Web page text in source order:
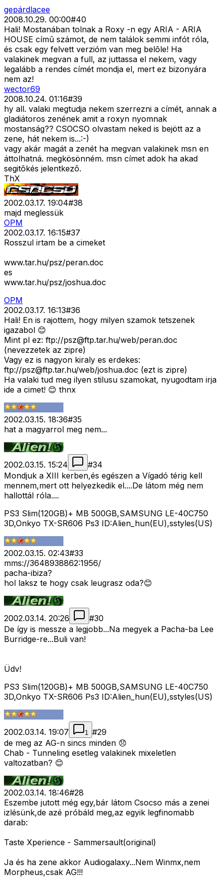
gepárdlacee
2008.10.29. 00:00#40
Hali! Mostanában tolnak a Roxy -n egy ARIA - ARIA
HOUSE címû számot, de nem találok semmi infót róla,
és csak egy felvett verzióm van meg belõle! Ha
valakinek megvan a full, az juttassa el nekem, vagy
legalább a rendes címét mondja el, mert ez bizonyára
nem az!
wector69
2008.10.24. 01:16#39
hy all. valaki megtudja nekem szerrezni a címét, annak a
gladiátoros zenének amit a roxyn nyomnak
mostanság?? CSOCSO olvastam neked is bejött az a
zene, hát nekem is...:-)
vagy akár magát a zenét ha megvan valakinek msn en
áttolhatná. megkösönném. msn címet adok ha akad
segitõkés jelentkezõ.
ThX
2002.03.17. 19:04#38
majd meglessük
OPM
2002.03.17. 16:15#37
Rosszul irtam be a cimeket
www.tar.hu/psz/peran.doc
es
www.tar.hu/psz/joshua.doc
OPM
2002.03.17. 16:13#36
Hali! En is rajottem, hogy milyen szamok tetszenek
igazabol 😊
Mint pl ez: ftp://psz@ftp.tar.hu/web/peran.doc
(nevezzetek az zipre)
Vagy ez is nagyon kiraly es erdekes:
ftp://psz@ftp.tar.hu/web/joshua.doc (ezt is zipre)
Ha valaki tud meg ilyen stilusu szamokat, nyugodtam irja
ide a cimet! 😊 thnx
2002.03.15. 18:36#35
hat a magyarrol meg nem...
2002.03.15. 15:24 #34
Mondjuk a XIII kerben,és egészen a Vígadó térig kell
mennem,mert ott helyezkedik el....De látom még nem
hallottál róla....
PS3 Slim(120GB)+ MB 500GB,SAMSUNG LE-40C750
3D,Onkyo TX-SR606 Ps3 ID:Alien_hun(EU),sstyles(US)
2002.03.15. 02:43#33
mms://3648938862:1956/
pacha-ibiza?
hol laksz te hogy csak leugrasz oda?😊
2002.03.14. 20:26 #30
De így is messze a legjobb...Na megyek a Pacha-ba Lee
Burridge-re...Buli van!
Üdv!
PS3 Slim(120GB)+ MB 500GB,SAMSUNG LE-40C750
3D,Onkyo TX-SR606 Ps3 ID:Alien_hun(EU),sstyles(US)
2002.03.14. 19:07 1 #29
de meg az AG-n sincs minden 😞
Chab - Tunneling esetleg valakinek mixeletlen
valtozatban? 😊
2002.03.14. 18:46#28
Eszembe jutott még egy,bár látom Csocso más a zenei
izlésünk,de azé próbáld meg,az egyik legfinomabb
darab:
Taste Xperience - Sammersault(original)
Ja és ha zene akkor Audiogalaxy...Nem Winmx,nem
Morpheus,csak AG!!!